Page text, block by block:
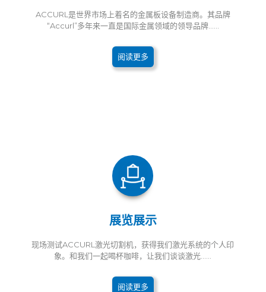
ACCURL是世界市场上着名的金属板设备制造商。其品牌
“Accurl”多年来一直是国际金属领域的领导品牌......
阅读更多
展览展示
现场测试ACCURL激光切割机，获得我们激光系统的个人印
象。和我们一起喝杯咖啡，让我们谈谈激光......
阅读更多